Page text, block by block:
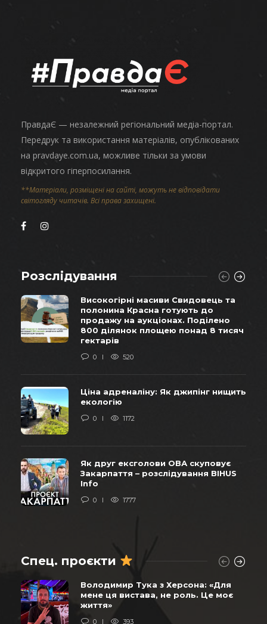
ПравдаЄ — незалежний регіональний медіа-портал.
Передрук та використання матеріалів, опублікованих
на pravdaye.com.ua, можливе тільки за умови
відкритого гіперпосилання.
**Матеріали, розміщені на сайті, можуть не відповідати
світогляду читачів. Всі права захищені.
Розслідування
Високогірні масиви Свидовець та
полонина Красна готують до
продажу на аукціонах. Поділено
800 ділянок площею понад 8 тисяч
гектарів
0 520
Ціна адреналіну: Як джипінг нищить
екологію
0 1172
Як друг ексголови ОВА скуповує
Закарпаття – розслідування BIHUS
Info
0 1777
Спец. проєкти
Володимир Тука з Херсона: «Для
мене ця вистава, не роль. Це моє
життя»
0 393